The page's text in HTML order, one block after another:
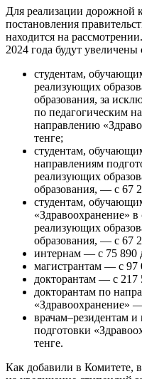
Для реализации дорожной
постановления
находится на
2024 года будут увеличены
студентам,
реализующих
образования, за
по педагогическим
направлению
тенге;
студентам,
направлениям
реализующих
образования, — с 67
студентам,
«Здравоохранение» в
реализующих
образования, — с 67
интернам — с 75 890
магистрантам — с 97
докторантам — с 217
докторантам по
«Здравоохранение»
врачам–резидентам
подготовки
тенге.
Как добавили в Комитете,